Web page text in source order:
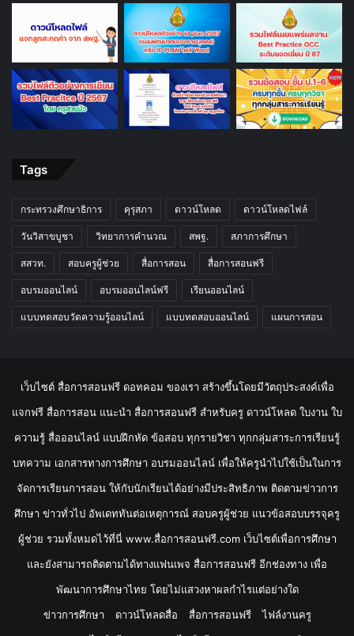
Tags
กระทรวงศึกษาธิการ คุรุสภา ดาวน์โหลด ดาวน์โหลดไฟล์
วันวิสาขบูชา วิทยาการคำนวณ สพฐ. สภาการศึกษา
สสวท. สอบครูผู้ช่วย สื่อการสอน สื่อการสอนฟรี
อบรมออนไลน์ อบรมออนไลน์ฟรี เรียนออนไลน์
แบบทดสอบวัดความรู้ออนไลน์ แบบทดสอบออนไลน์ แผนการสอน
เว็บไซต์ สื่อการสอนฟรี ดอทคอม ของเรา สร้างขึ้นโดยมีวัตถุประสงค์เพื่อ
แจกฟรี สื่อการสอน แนะนำ สื่อการสอนฟรี สำหรับครู ดาวน์โหลด ใบงาน ใบ
ความรู้ สื่อออนไลน์ แบบฝึกหัด ข้อสอบ ทุกรายวิชา ทุกกลุ่มสาระการเรียนรู้
บทความ เอกสารทางการศึกษา อบรมออนไลน์ เพื่อให้ครูนำไปใช้เป็นในการ
จัดการเรียนการสอน ให้กับนักเรียนได้อย่างมีประสิทธิภาพ ติดตามข่าวการ
ศึกษา ข่าวทั่วไป อัพเดททันต่อเหตุการณ์ สอบครูผู้ช่วย แนวข้อสอบบรรจุครู
ผู้ช่วย รวมทั้งหมดไว้ที่นี่ www.สื่อการสอนฟรี.com เว็บไซต์เพื่อการศึกษา
และยังสามารถติดตามได้ทางแฟนเพจ สื่อการสอนฟรี อีกช่องทาง เพื่อ
พัฒนาการศึกษาไทย โดยไม่แสวงหาผลกำไรแต่อย่างใด
ข่าวการศึกษา
ดาวน์โหลดสื่อ สื่อการสอนฟรี
ไฟล์งานครู